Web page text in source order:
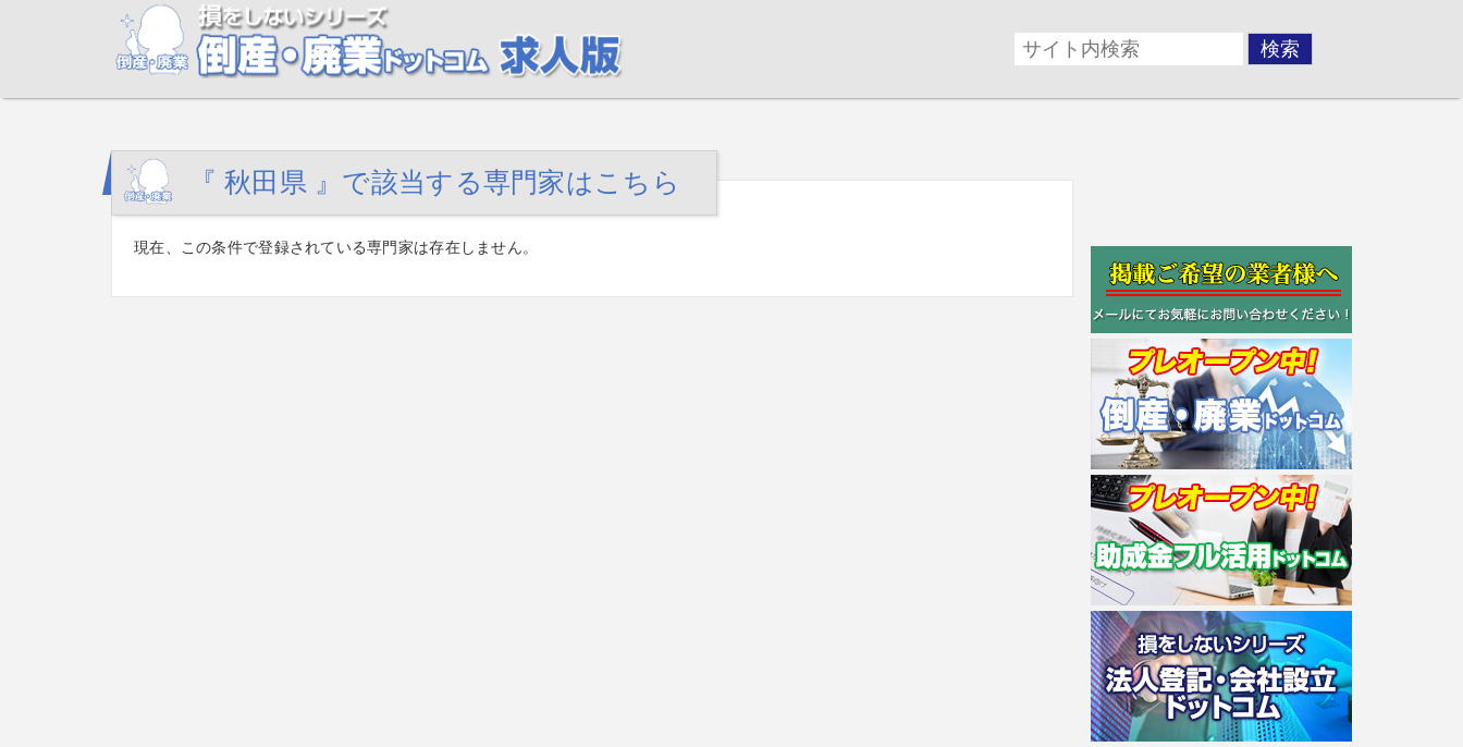
『 秋田県 』で該当する専門家はこちら
現在、この条件で登録されている専門家は存在しません。